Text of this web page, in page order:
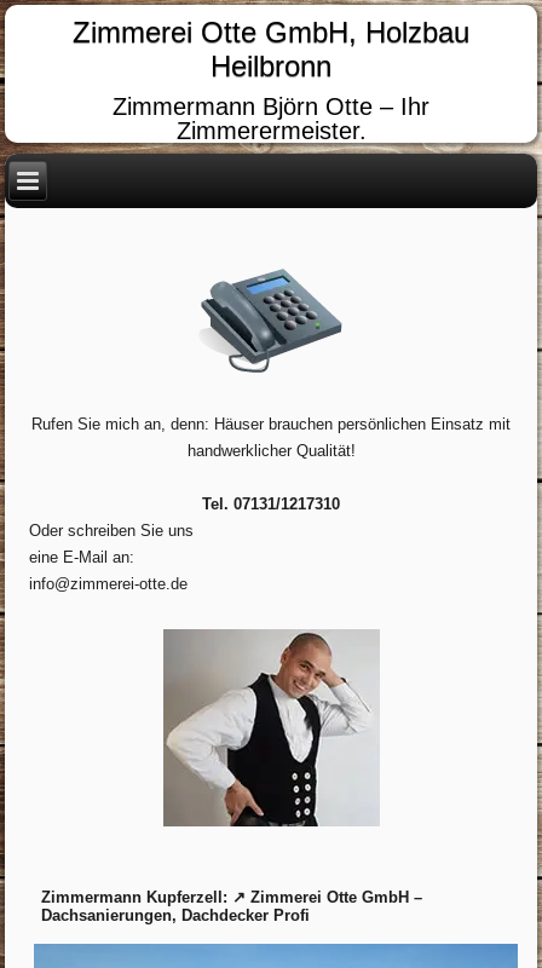
Zimmerei Otte GmbH, Holzbau
Heilbronn
Zimmermann Björn Otte – Ihr
Zimmerermeister.
Rufen Sie mich an, denn: Häuser brauchen persönlichen Einsatz mit
handwerklicher Qualität!
Tel. 07131/1217310
Oder schreiben Sie uns
eine E-Mail an:
info@zimmerei-otte.de
Zimmermann Kupferzell: ↗️ Zimmerei Otte GmbH –
Dachsanierungen, Dachdecker Profi